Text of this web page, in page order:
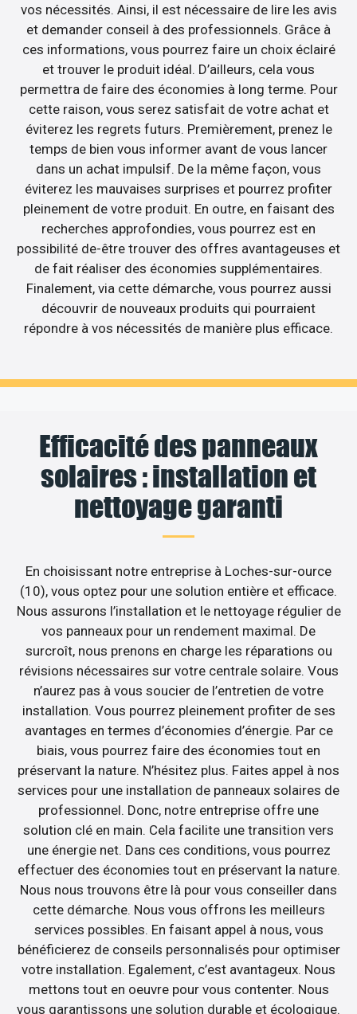
vos nécessités. Ainsi, il est nécessaire de lire les avis
et demander conseil à des professionnels. Grâce à
ces informations, vous pourrez faire un choix éclairé
et trouver le produit idéal. D’ailleurs, cela vous
permettra de faire des économies à long terme. Pour
cette raison, vous serez satisfait de votre achat et
éviterez les regrets futurs. Premièrement, prenez le
temps de bien vous informer avant de vous lancer
dans un achat impulsif. De la même façon, vous
éviterez les mauvaises surprises et pourrez profiter
pleinement de votre produit. En outre, en faisant des
recherches approfondies, vous pourrez est en
possibilité de-être trouver des offres avantageuses et
de fait réaliser des économies supplémentaires.
Finalement, via cette démarche, vous pourrez aussi
découvrir de nouveaux produits qui pourraient
répondre à vos nécessités de manière plus efficace.
Efficacité des panneaux
solaires : installation et
nettoyage garanti
En choisissant notre entreprise à Loches-sur-ource
(10), vous optez pour une solution entière et efficace.
Nous assurons l’installation et le nettoyage régulier de
vos panneaux pour un rendement maximal. De
surcroît, nous prenons en charge les réparations ou
révisions nécessaires sur votre centrale solaire. Vous
n’aurez pas à vous soucier de l’entretien de votre
installation. Vous pourrez pleinement profiter de ses
avantages en termes d’économies d’énergie. Par ce
biais, vous pourrez faire des économies tout en
préservant la nature. N’hésitez plus. Faites appel à nos
services pour une installation de panneaux solaires de
professionnel. Donc, notre entreprise offre une
solution clé en main. Cela facilite une transition vers
une énergie net. Dans ces conditions, vous pourrez
effectuer des économies tout en préservant la nature.
Nous nous trouvons être là pour vous conseiller dans
cette démarche. Nous vous offrons les meilleurs
services possibles. En faisant appel à nous, vous
bénéficierez de conseils personnalisés pour optimiser
votre installation. Egalement, c’est avantageux. Nous
mettons tout en oeuvre pour vous contenter. Nous
vous garantissons une solution durable et écologique.